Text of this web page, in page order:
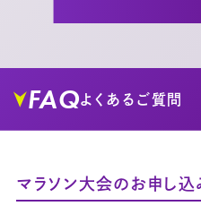
FAQよくあるご質問
マラソン大会のお申し